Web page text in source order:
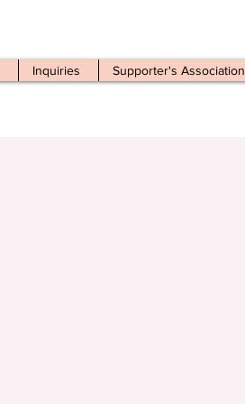
Inquiries Supporter's Association